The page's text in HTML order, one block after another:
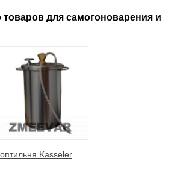
для самогоноварения и
Kasseler